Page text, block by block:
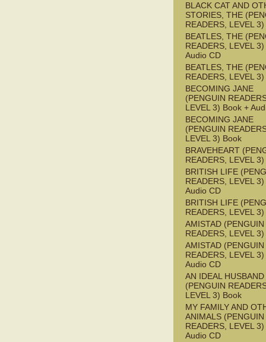
BLACK CAT AND
STORIES, THE
READERS, LEVEL
BEATLES, THE
READERS, LEVEL
Audio CD
BEATLES, THE
READERS, LEVEL
BECOMING JANE
(PENGUIN
LEVEL 3) Book +
BECOMING JANE
(PENGUIN
LEVEL 3) Book
BRAVEHEART
READERS, LEVEL
BRITISH LIFE
READERS, LEVEL
Audio CD
BRITISH LIFE
READERS, LEVEL
AMISTAD (PENGUIN
READERS, LEVEL
AMISTAD (PENGUIN
READERS, LEVEL
Audio CD
AN IDEAL HUSBAND
(PENGUIN
LEVEL 3) Book
MY FAMILY AND
ANIMALS (PENGUIN
READERS, LEVEL
Audio CD